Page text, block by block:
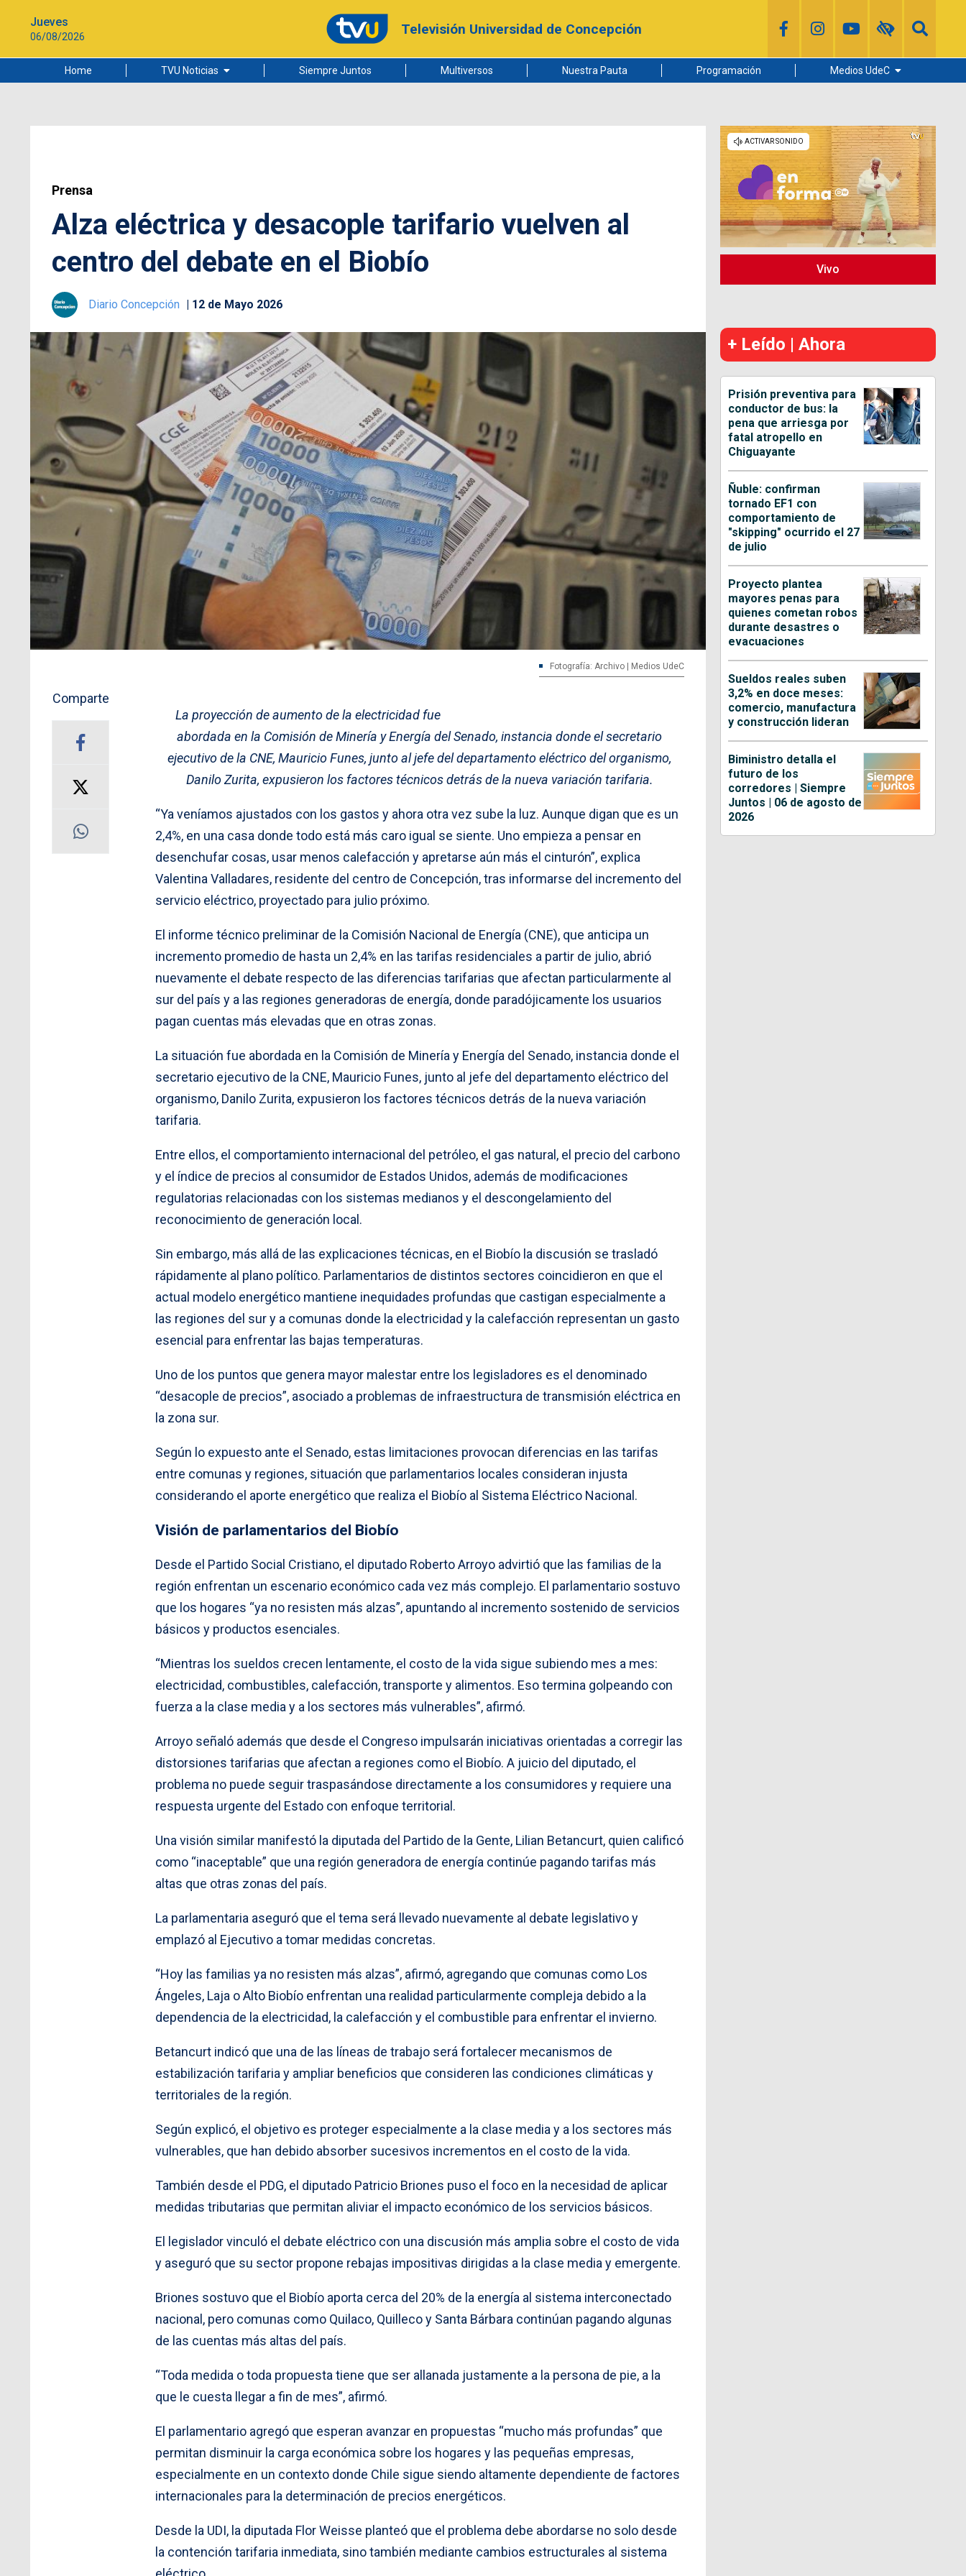
Jueves
06/08/2026 Televisión Universidad de Concepción
Home TVU Noticias
Ciudad
Siempre Juntos Multiversos Nuestra Pauta Programación Medios UdeC
Radio UdeC
Noticias UdeC
La Discusión
Prensa
Alza eléctrica y desacople tarifario vuelven al
centro del debate en el Biobío
Diario Concepción 12 de Mayo 2026
Fotografía: Archivo | Medios UdeC
Comparte
La proyección de aumento de la electricidad fue
abordada en la Comisión de Minería y Energía del Senado, instancia donde el secretario
ejecutivo de la CNE, Mauricio Funes, junto al jefe del departamento eléctrico del organismo,
Danilo Zurita, expusieron los factores técnicos detrás de la nueva variación tarifaria.
“Ya veníamos ajustados con los gastos y ahora otra vez sube la luz. Aunque digan que es un
2,4%, en una casa donde todo está más caro igual se siente. Uno empieza a pensar en
desenchufar cosas, usar menos calefacción y apretarse aún más el cinturón”, explica
Valentina Valladares, residente del centro de Concepción, tras informarse del incremento del
servicio eléctrico, proyectado para julio próximo.
El informe técnico preliminar de la Comisión Nacional de Energía (CNE), que anticipa un
incremento promedio de hasta un 2,4% en las tarifas residenciales a partir de julio, abrió
nuevamente el debate respecto de las diferencias tarifarias que afectan particularmente al
sur del país y a las regiones generadoras de energía, donde paradójicamente los usuarios
pagan cuentas más elevadas que en otras zonas.
La situación fue abordada en la Comisión de Minería y Energía del Senado, instancia donde el
secretario ejecutivo de la CNE, Mauricio Funes, junto al jefe del departamento eléctrico del
organismo, Danilo Zurita, expusieron los factores técnicos detrás de la nueva variación
tarifaria.
Entre ellos, el comportamiento internacional del petróleo, el gas natural, el precio del carbono
y el índice de precios al consumidor de Estados Unidos, además de modificaciones
regulatorias relacionadas con los sistemas medianos y el descongelamiento del
reconocimiento de generación local.
Sin embargo, más allá de las explicaciones técnicas, en el Biobío la discusión se trasladó
rápidamente al plano político. Parlamentarios de distintos sectores coincidieron en que el
actual modelo energético mantiene inequidades profundas que castigan especialmente a
las regiones del sur y a comunas donde la electricidad y la calefacción representan un gasto
esencial para enfrentar las bajas temperaturas.
Uno de los puntos que genera mayor malestar entre los legisladores es el denominado
“desacople de precios”, asociado a problemas de infraestructura de transmisión eléctrica en
la zona sur.
Según lo expuesto ante el Senado, estas limitaciones provocan diferencias en las tarifas
entre comunas y regiones, situación que parlamentarios locales consideran injusta
considerando el aporte energético que realiza el Biobío al Sistema Eléctrico Nacional.
Visión de parlamentarios del Biobío
Desde el Partido Social Cristiano, el diputado Roberto Arroyo advirtió que las familias de la
región enfrentan un escenario económico cada vez más complejo. El parlamentario sostuvo
que los hogares “ya no resisten más alzas”, apuntando al incremento sostenido de servicios
básicos y productos esenciales.
“Mientras los sueldos crecen lentamente, el costo de la vida sigue subiendo mes a mes:
electricidad, combustibles, calefacción, transporte y alimentos. Eso termina golpeando con
fuerza a la clase media y a los sectores más vulnerables”, afirmó.
Arroyo señaló además que desde el Congreso impulsarán iniciativas orientadas a corregir las
distorsiones tarifarias que afectan a regiones como el Biobío. A juicio del diputado, el
problema no puede seguir traspasándose directamente a los consumidores y requiere una
respuesta urgente del Estado con enfoque territorial.
Una visión similar manifestó la diputada del Partido de la Gente, Lilian Betancurt, quien calificó
como “inaceptable” que una región generadora de energía continúe pagando tarifas más
altas que otras zonas del país.
La parlamentaria aseguró que el tema será llevado nuevamente al debate legislativo y
emplazó al Ejecutivo a tomar medidas concretas.
“Hoy las familias ya no resisten más alzas”, afirmó, agregando que comunas como Los
Ángeles, Laja o Alto Biobío enfrentan una realidad particularmente compleja debido a la
dependencia de la electricidad, la calefacción y el combustible para enfrentar el invierno.
Betancurt indicó que una de las líneas de trabajo será fortalecer mecanismos de
estabilización tarifaria y ampliar beneficios que consideren las condiciones climáticas y
territoriales de la región.
Según explicó, el objetivo es proteger especialmente a la clase media y a los sectores más
vulnerables, que han debido absorber sucesivos incrementos en el costo de la vida.
También desde el PDG, el diputado Patricio Briones puso el foco en la necesidad de aplicar
medidas tributarias que permitan aliviar el impacto económico de los servicios básicos.
El legislador vinculó el debate eléctrico con una discusión más amplia sobre el costo de vida
y aseguró que su sector propone rebajas impositivas dirigidas a la clase media y emergente.
Briones sostuvo que el Biobío aporta cerca del 20% de la energía al sistema interconectado
nacional, pero comunas como Quilaco, Quilleco y Santa Bárbara continúan pagando algunas
de las cuentas más altas del país.
“Toda medida o toda propuesta tiene que ser allanada justamente a la persona de pie, a la
que le cuesta llegar a fin de mes”, afirmó.
El parlamentario agregó que esperan avanzar en propuestas “mucho más profundas” que
permitan disminuir la carga económica sobre los hogares y las pequeñas empresas,
especialmente en un contexto donde Chile sigue siendo altamente dependiente de factores
internacionales para la determinación de precios energéticos.
Desde la UDI, la diputada Flor Weisse planteó que el problema debe abordarse no solo desde
la contención tarifaria inmediata, sino también mediante cambios estructurales al sistema
Vivo
+ Leído | Ahora
Prisión preventiva para
conductor de bus: la
pena que arriesga por
fatal atropello en
Chiguayante
Ñuble: confirman
tornado EF1 con
comportamiento de
"skipping" ocurrido el 27
de julio
Proyecto plantea
mayores penas para
quienes cometan robos
durante desastres o
evacuaciones
Sueldos reales suben
3,2% en doce meses:
comercio, manufactura
y construcción lideran
Biministro detalla el
futuro de los
corredores | Siempre
Juntos | 06 de agosto de
2026